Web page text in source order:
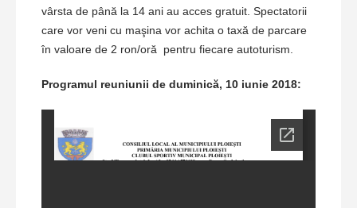
vârsta de până la 14 ani au acces gratuit. Spectatorii
care vor veni cu maşina vor achita o taxă de parcare
în valoare de 2 ron/oră pentru fiecare autoturism.
Programul reuniunii de duminică, 10 iunie 2018: